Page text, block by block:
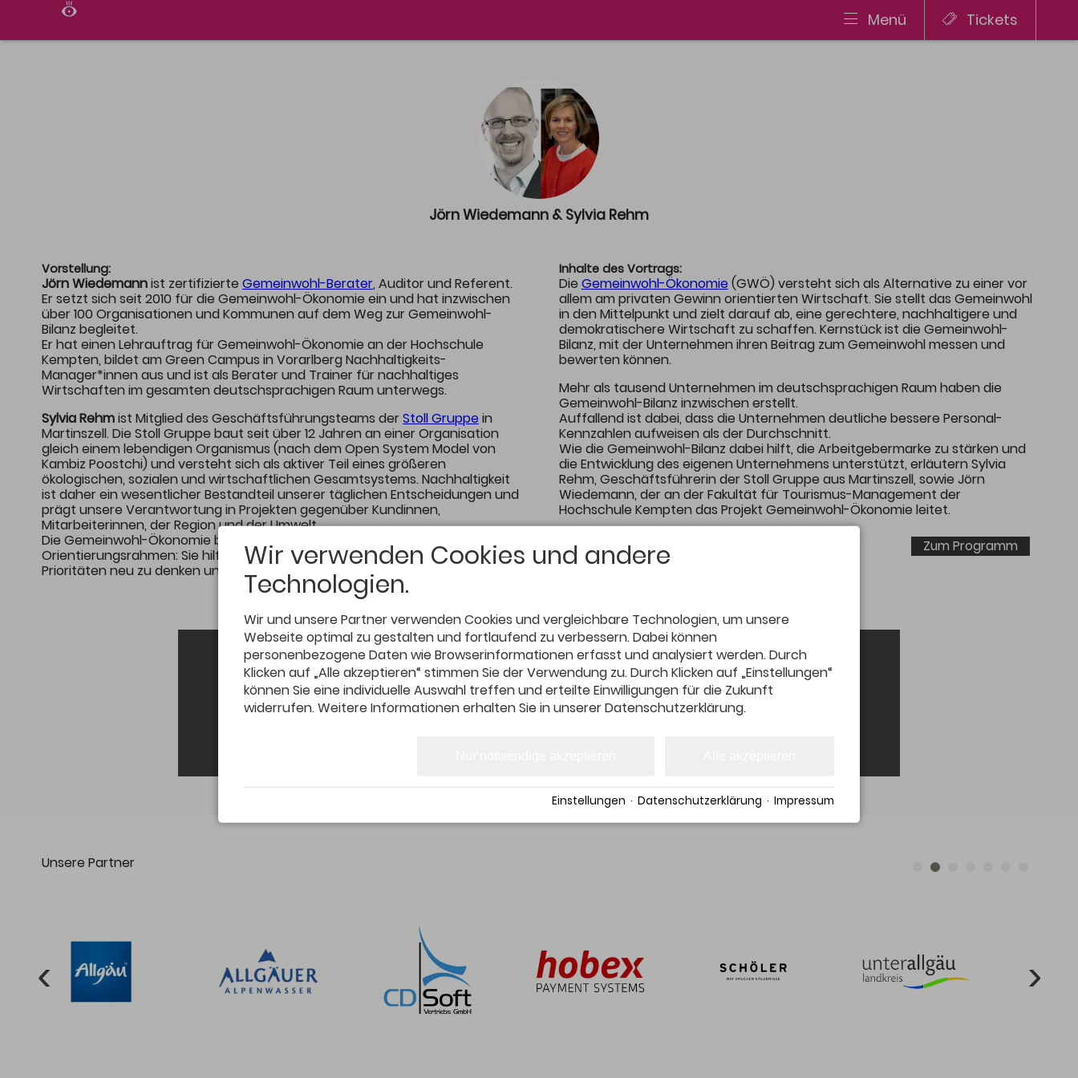
Menü Tickets
PARTNER
Aktuelle Partner
Partnerschaft
Jörn Wiedemann & Sylvia Rehm
Vorstellung:
Jörn Wiedemannist zertifizierte Gemeinwohl-Berater, Auditor und Referent.
Er setzt sich seit 2010 für die Gemeinwohl-Ökonomie ein und hat inzwischen
über 100 Organisationen und Kommunen auf dem Weg zur Gemeinwohl-
Bilanz begleitet.
Er hat einen Lehrauftrag für Gemeinwohl-Ökonomie an der Hochschule
Kempten, bildet am Green Campus in Vorarlberg Nachhaltigkeits-
Manager*innen aus und ist als Berater und Trainer für nachhaltiges
Wirtschaften im gesamten deutschsprachigen Raum unterwegs.
Sylvia Rehmist Mitglied des Geschäftsführungsteams derStoll Gruppe in
Martinszell. Die Stoll Gruppe baut seit über 12 Jahren an einer Organisation
gleich einem lebendigen Organismus (nach dem Open System Model von
Kambiz Poostchi) und versteht sich als aktiver Teil eines größeren
ökologischen, sozialen und wirtschaftlichen Gesamtsystems. Nachhaltigkeit
ist daher ein wesentlicher Bestandteil unserer täglichen Entscheidungen und
prägt unsere Verantwortung in Projekten gegenüber Kundinnen,
Mitarbeiterinnen, der Region und der Umwelt.
Die Gemeinwohl-Ökonomie bietet uns dabei einen wertvollen
Orientierungsrahmen: Sie hilft, unsere Wirkung transparent zu machen,
Prioritäten neu zu denken und gesellschaftlichem Nutzen zu stiften.
Inhalte des Vortrags:
Die Gemeinwohl-Ökonomie (GWÖ) versteht sich als Alternative zu einer vor
allem am privaten Gewinn orientierten Wirtschaft. Sie stellt das Gemeinwohl
in den Mittelpunkt und zielt darauf ab, eine gerechtere, nachhaltigere und
demokratischere Wirtschaft zu schaffen. Kernstück ist die Gemeinwohl-
Bilanz, mit der Unternehmen ihren Beitrag zum Gemeinwohl messen und
bewerten können.
Mehr als tausend Unternehmen im deutschsprachigen Raum haben die
Gemeinwohl-Bilanz inzwischen erstellt.
Auffallend ist dabei, dass die Unternehmen deutliche bessere Personal-
Kennzahlen aufweisen als der Durchschnitt.
Wie die Gemeinwohl-Bilanz dabei hilft, die Arbeitgebermarke zu stärken und
die Entwicklung des eigenen Unternehmens unterstützt, erläutern Sylvia
Rehm, Geschäftsführerin der Stoll Gruppe aus Martinszell, sowie Jörn
Wiedemann, der an der Fakultät für Tourismus-Management der
Hochschule Kempten das Projekt Gemeinwohl-Ökonomie leitet.
Zum Programm
Alle Speaker:innen
Vorstellung & Inhalte
Unsere Partner
Wir verwenden Cookies und andere
Technologien.
Wir und unsere Partner verwenden Cookies und vergleichbare Technologien, um unsere
Webseite optimal zu gestalten und fortlaufend zu verbessern. Dabei können
personenbezogene Daten wie Browserinformationen erfasst und analysiert werden. Durch
Klicken auf „Alle akzeptieren“ stimmen Sie der Verwendung zu. Durch Klicken auf „Einstellungen“
können Sie eine individuelle Auswahl treffen und erteilte Einwilligungen für die Zukunft
widerrufen. Weitere Informationen erhalten Sie in unserer Datenschutzerklärung.
Einstellungen · Datenschutzerklärung · Impressum